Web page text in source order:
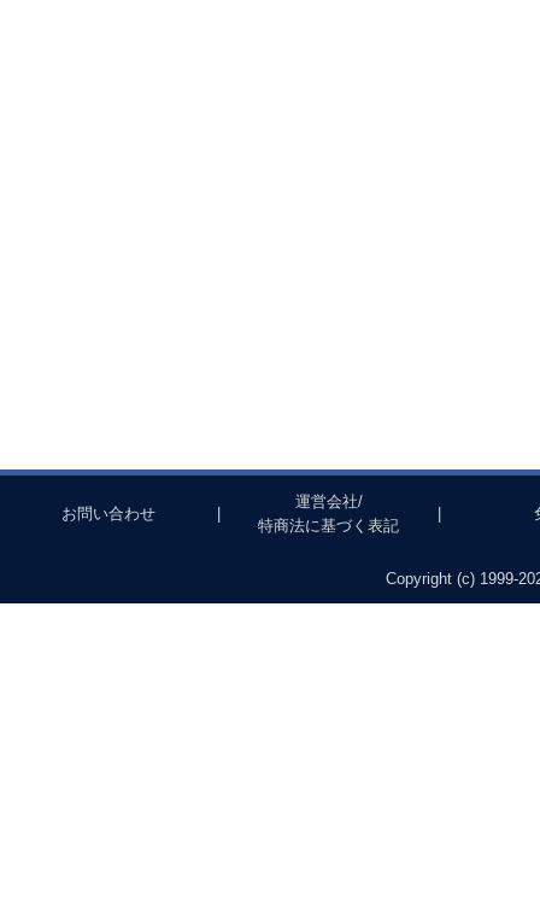
お問い合わせ
運営会社/
特商法に基づく表記
Copyright (c) 1999-